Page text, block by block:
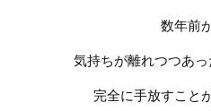
数年前
気持ちが離れつつあっ
完全に手放すこと